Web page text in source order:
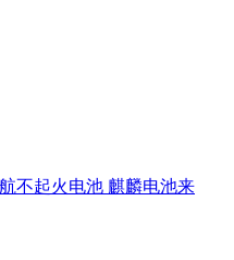
不起火电池 麒麟电池来